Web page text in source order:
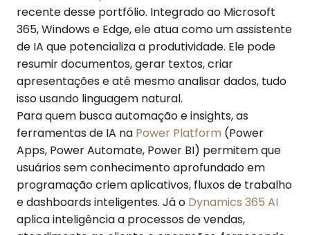
recente desse portfólio. Integrado ao Microsoft
365, Windows e Edge, ele atua como um assistente
de IA que potencializa a produtividade. Ele pode
resumir documentos, gerar textos, criar
apresentações e até mesmo analisar dados, tudo
isso usando linguagem natural.
Para quem busca automação e insights, as
ferramentas de IA na Power Platform (Power
Apps, Power Automate, Power BI) permitem que
usuários sem conhecimento aprofundado em
programação criem aplicativos, fluxos de trabalho
e dashboards inteligentes. Já o Dynamics 365 AI
aplica inteligência a processos de vendas,